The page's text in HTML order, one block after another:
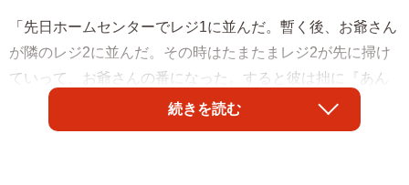
「先日ホームセンターでレジ1に並んだ。暫く後、お爺さん
が隣のレジ2に並んだ。その時はたまたまレジ2が先に掃け
ていって、お爺さんの番になった。すると彼は拙に『あん
たの方が先に待ってたやろ。入りや』と譲ってくれた。と
ても嬉しかったが、お礼を言って辞退し、そのままレジ1に
続きを読む